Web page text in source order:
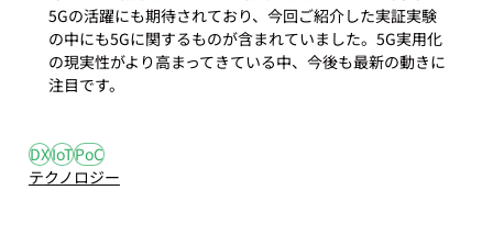
5Gの活躍にも期待されており、今回ご紹介した実証実験
の中にも5Gに関するものが含まれていました。5G実用化
の現実性がより高まってきている中、今後も最新の動きに
注目です。
DXIoTPoC
テクノロジー